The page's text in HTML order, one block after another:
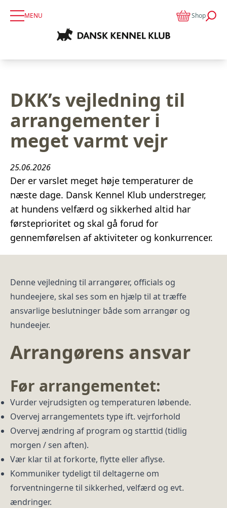
MENU Shop
DKK’s vejledning til
arrangementer i
meget varmt vejr
25.06.2026
Der er varslet meget høje temperaturer de
næste dage. Dansk Kennel Klub understreger,
at hundens velfærd og sikkerhed altid har
førsteprioritet og skal gå forud for
gennemførelsen af aktiviteter og konkurrencer.
Denne vejledning til arrangører, officials og
hundeejere, skal ses som en hjælp til at træffe
ansvarlige beslutninger både som arrangør og
hundeejer.
Arrangørens ansvar
Før arrangementet:
Vurder vejrudsigten og temperaturen løbende.
Overvej arrangementets type ift. vejrforhold
Overvej ændring af program og starttid (tidlig
morgen / sen aften).
Vær klar til at forkorte, flytte eller aflyse.
Kommuniker tydeligt til deltagerne om
forventningerne til sikkerhed, velfærd og evt.
ændringer.